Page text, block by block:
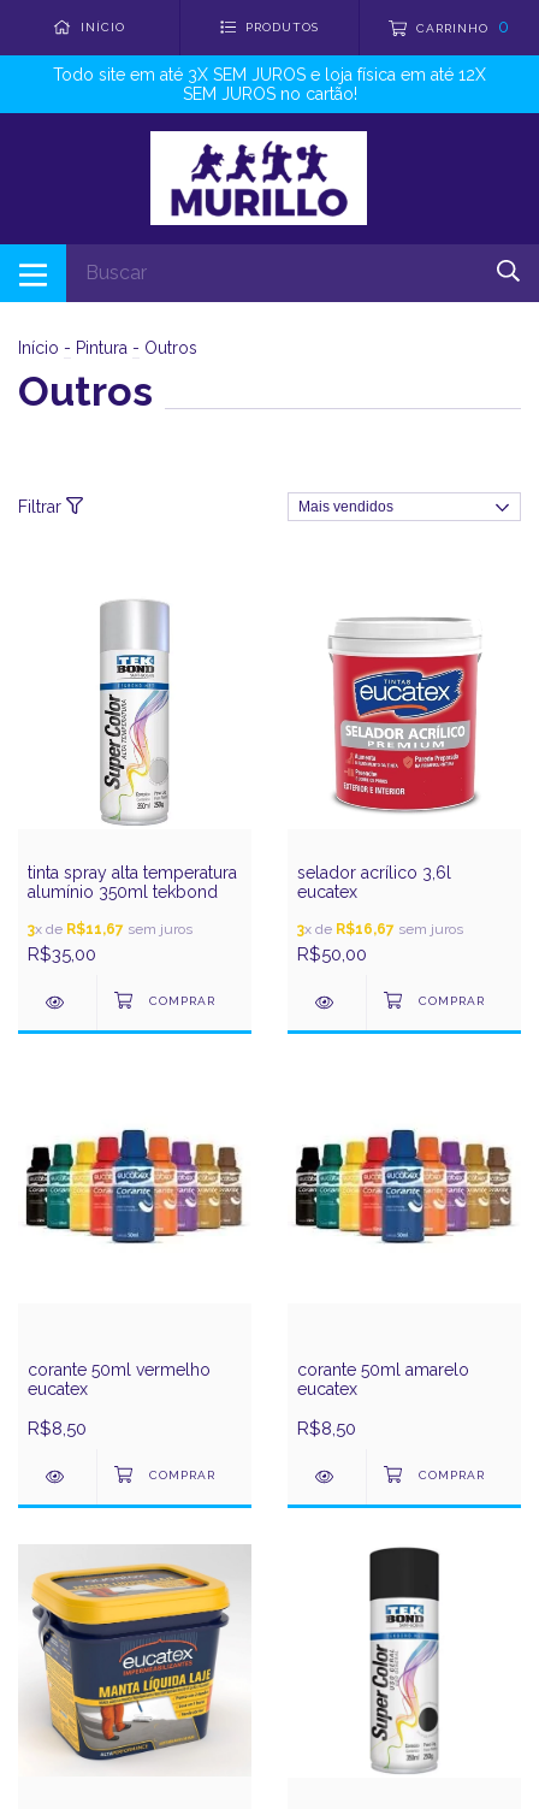
INÍCIO PRODUTOS CARRINHO 0
Todo site em até 3X SEM JUROS e loja física em até 12X
SEM JUROS no cartão!
Início - Pintura - Outros
Outros
Filtrar
tinta spray alta temperatura
alumínio 350ml tekbond
3x de R$11,67 sem juros
R$35,00
selador acrílico 3,6l
eucatex
3x de R$16,67 sem juros
R$50,00
corante 50ml vermelho
eucatex
R$8,50
corante 50ml amarelo
eucatex
R$8,50